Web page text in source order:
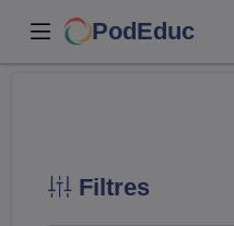
PodEduc
Filtres